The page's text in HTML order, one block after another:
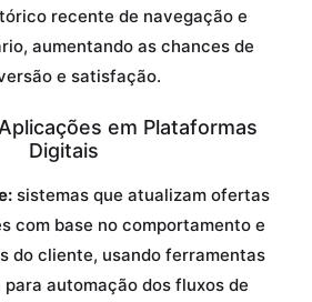
recente de navegação e
aumentando as chances de
e satisfação.
em Plataformas
Digitais
sistemas que atualizam ofertas
com base no comportamento e
do cliente, usando ferramentas
para automação dos fluxos de